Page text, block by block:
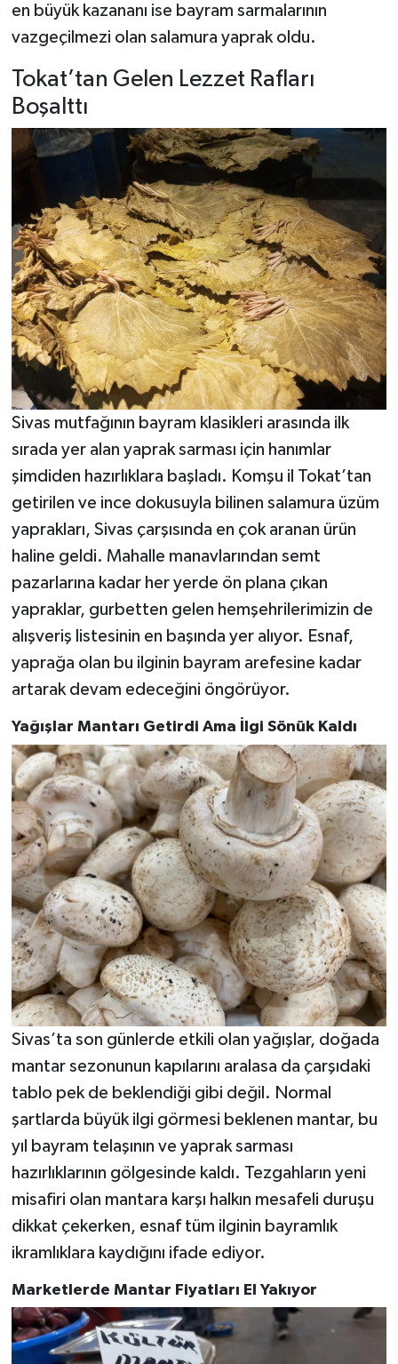
en büyük kazananı ise bayram sarmalarının
vazgeçilmezi olan salamura yaprak oldu.
Tokat’tan Gelen Lezzet Rafları
Boşalttı
Sivas mutfağının bayram klasikleri arasında ilk
sırada yer alan yaprak sarması için hanımlar
şimdiden hazırlıklara başladı. Komşu il Tokat’tan
getirilen ve ince dokusuyla bilinen salamura üzüm
yaprakları, Sivas çarşısında en çok aranan ürün
haline geldi. Mahalle manavlarından semt
pazarlarına kadar her yerde ön plana çıkan
yapraklar, gurbetten gelen hemşehrilerimizin de
alışveriş listesinin en başında yer alıyor. Esnaf,
yaprağa olan bu ilginin bayram arefesine kadar
artarak devam edeceğini öngörüyor.
Yağışlar Mantarı Getirdi Ama İlgi Sönük Kaldı
Sivas’ta son günlerde etkili olan yağışlar, doğada
mantar sezonunun kapılarını aralasa da çarşıdaki
tablo pek de beklendiği gibi değil. Normal
şartlarda büyük ilgi görmesi beklenen mantar, bu
yıl bayram telaşının ve yaprak sarması
hazırlıklarının gölgesinde kaldı. Tezgahların yeni
misafiri olan mantara karşı halkın mesafeli duruşu
dikkat çekerken, esnaf tüm ilginin bayramlık
ikramlıklara kaydığını ifade ediyor.
Marketlerde Mantar Fiyatları El Yakıyor